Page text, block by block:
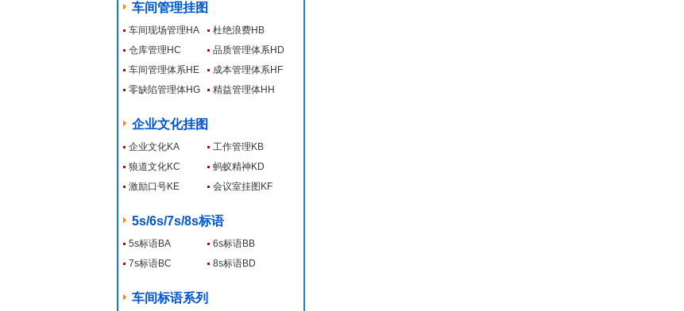
车间管理挂图
车间现场管理HA
杜绝浪费HB
仓库管理HC
品质管理体系HD
车间管理体系HE
成本管理体系HF
零缺陷管理体HG
精益管理体HH
企业文化挂图
企业文化KA
工作管理KB
狼道文化KC
蚂蚁精神KD
激励口号KE
会议室挂图KF
5s/6s/7s/8s标语
5s标语BA
6s标语BB
7s标语BC
8s标语BD
车间标语系列